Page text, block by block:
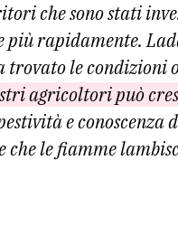
che sono stati
più rapidamente.
trovato le
agricoltori può
e
che le fiamme